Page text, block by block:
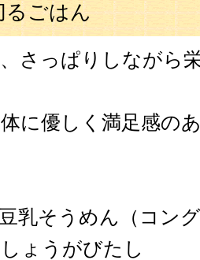
るごはん
さっぱりしながら
に優しく満足感の
乳そうめん（コン
ょうがびたし